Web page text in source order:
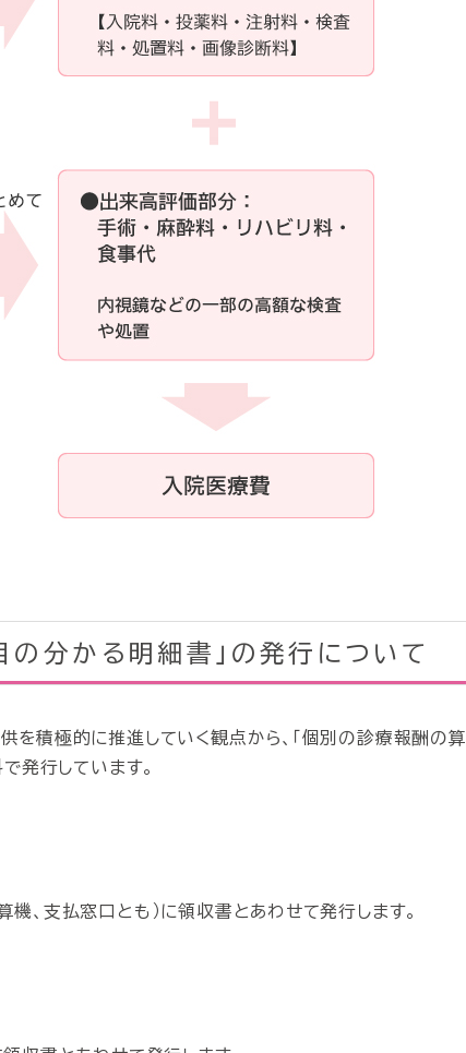
分かる明細書」の発行について
を積極的に推進していく観点から、「個別の診療報酬の算
発行しています。
、支払窓口とも）に領収書とあわせて発行します。